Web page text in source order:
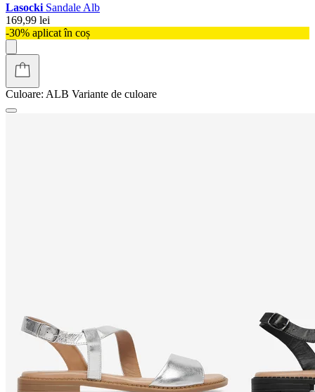
Lasocki Sandale Alb
169,99 lei
-30% aplicat în coș
Culoare: ALB Variante de culoare